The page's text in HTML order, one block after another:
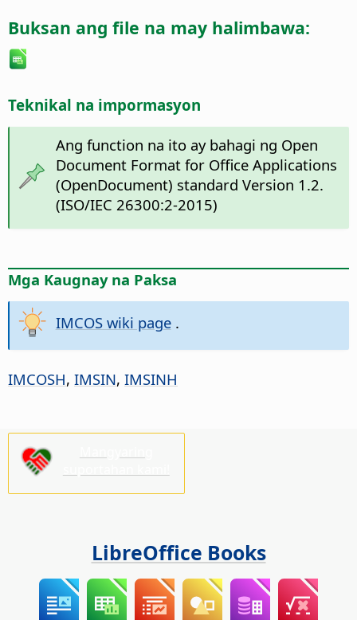
Buksan ang file na may halimbawa:
Teknikal na impormasyon
Ang function na ito ay bahagi ng Open
Document Format for Office Applications
(OpenDocument) standard Version 1.2.
(ISO/IEC 26300:2-2015)
Mga Kaugnay na Paksa
IMCOS wiki page.
IMCOSH, IMSIN, IMSINH
LibreOffice Books